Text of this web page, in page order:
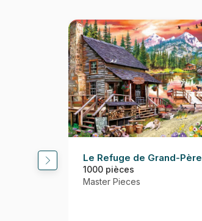
Le Refuge de Grand-Père
1000 pièces
Master Pieces